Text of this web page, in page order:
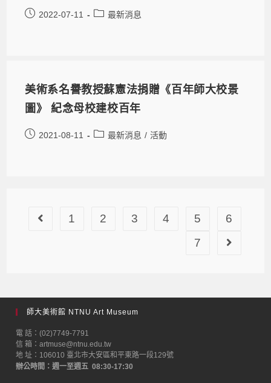
2022-07-11 最新消息
美術系名譽教授蘇憲法捐贈《百年師大校景
圖》 紀念母校建校百年
2021-08-11 最新消息 / 活動
1 2 3 4 5
6
7
師大美術館 NTNU Art Museum
電 話：(02)7749-7791
信 箱：artmuse@ntnu.edu.tw
地 址：106010 臺北市大安區和平東路一段129號
辦公時間：週一至週五 08:30-17:30